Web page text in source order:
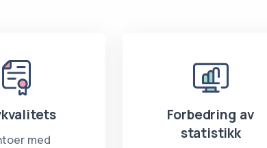
med
Forbedring av
statistikk